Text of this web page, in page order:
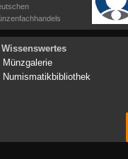
Wissenswertes
Münzgalerie
Numismatikbibliothek